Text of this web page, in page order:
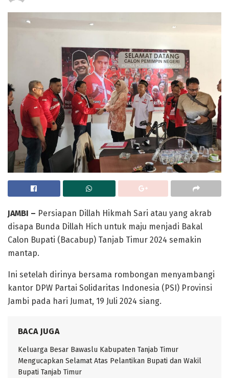
JAMBI – Persiapan Dillah Hikmah Sari atau yang akrab
disapa Bunda Dillah Hich untuk maju menjadi Bakal
Calon Bupati (Bacabup) Tanjab Timur 2024 semakin
mantap.
Ini setelah dirinya bersama rombongan menyambangi
kantor DPW Partai Solidaritas Indonesia (PSI) Provinsi
Jambi pada hari Jumat, 19 Juli 2024 siang.
BACA JUGA
Keluarga Besar Bawaslu Kabupaten Tanjab Timur
Mengucapkan Selamat Atas Pelantikan Bupati dan Wakil
Bupati Tanjab Timur